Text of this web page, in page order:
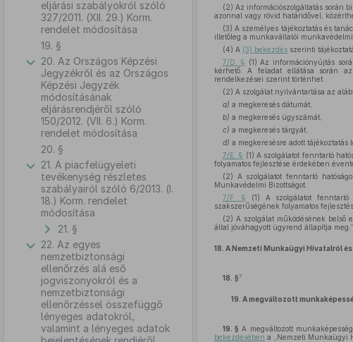
eljárási szabályokról szóló
327/2011. (XII. 29.) Korm.
rendelet módosítása
19. §
20. Az Országos Képzési
Jegyzékről és az Országos
Képzési Jegyzék
módosításának
eljárásrendjéről szóló
150/2012. (VII. 6.) Korm.
rendelet módosítása
20. §
21. A piacfelügyeleti
tevékenység részletes
szabályairól szóló 6/2013. (I.
18.) Korm. rendelet
módosítása
21. §
22. Az egyes
nemzetbiztonsági
ellenőrzés alá eső
jogviszonyokról és a
nemzetbiztonsági
ellenőrzéssel összefüggő
lényeges adatokról,
valamint a lényeges adatok
(2) Az információszolgáltatás során
azonnal vagy rövid határidővel,
(3) A személyes tájékoztatás és
illetőleg a munkavállalói
(4) A (3) bekezdésszerinti
7/D. § (1) Az információnyújtás
kérhető. A feladat ellátása során
rendelkezései szerint történhet.
(2) A szolgálat nyilvántartása az
a) a megkeresés dátumát,
b) a megkeresés ügyszámát,
c) a megkeresés tárgyát,
d) a megkeresésre adott
7/E. § (1) A szolgálatot fenntartó
folyamatos fejlesztése érdekében
(2) A szolgálatot fenntartó
Munkavédelmi Bizottságot.
7/F. §
(1) A szolgálatot fenntartó
szakszerűségének folyamatos
(2) A szolgálat működésének belső
által jóváhagyott ügyrend állapítja meg.”
18. A Nemzeti Munkaügyi Hivatalról
18. §7
19. A megváltozott
19. § A megváltozott
bekezdésében a „Nemzeti Munkaügyi